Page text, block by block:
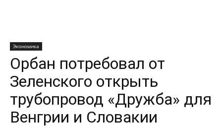
Экономика
Орбан потребовал от
Зеленского открыть
трубопровод «Дружба» для
Венгрии и Словакии